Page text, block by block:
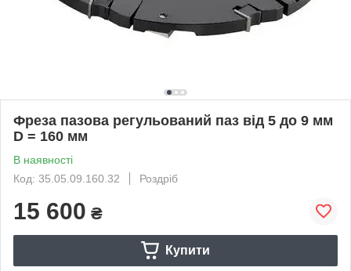
Фреза пазова регульований паз від 5 до 9 мм
D = 160 мм
В наявності
Код: 35.05.09.160.32
Роздріб
15 600 ₴
Купити